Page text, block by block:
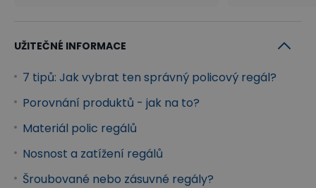
UŽITEČNÉ INFORMACE
7 tipů: Jak vybrat ten správný policový regál?
Porovnání produktů - jak na to?
Materiál polic regálů
Nosnost a zatížení regálů
Šroubované nebo zásuvné regály?